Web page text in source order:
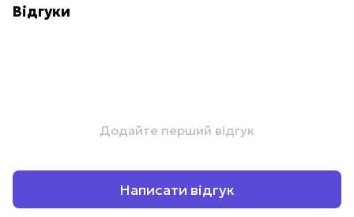
Відгуки
Додайте перший відгук
Написати відгук